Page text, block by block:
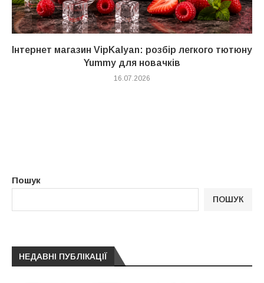
Інтернет магазин VipKalyan: розбір легкого тютюну
Yummy для новачків
16.07.2026
Пошук
ПОШУК
НЕДАВНІ ПУБЛІКАЦІЇ